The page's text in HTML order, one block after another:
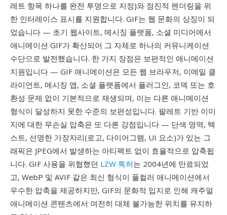
레트 항목 하나를 완전 투명으로 지정)와 점진적 렌더링을 위
한 인터레이스 표시를 지원합니다. GIF는 웹 문화의 상징이 되
었습니다 — 초기 웹사이트, 메시징 플랫폼, 소셜 미디어에서
애니메이션 GIF가 확산되어 그 자체로 하나의 커뮤니케이션
수단으로 발전했습니다. 한 가지 장점은 보편적인 애니메이션
지원입니다 — GIF 애니메이션은 모든 웹 브라우저, 이메일 클
라이언트, 메시징 앱, 소셜 플랫폼에서 플러그인, 코덱 또는 호
환성 문제 없이 기본적으로 재생되며, 이는 다른 애니메이션
형식이 달성하지 못한 수준의 보편성입니다. 팔레트 기반 이미
지에 대한 무손실 압축은 또 다른 강점입니다 — 단색 영역, 텍
스트, 선명한 가장자리(로고, 다이어그램, UI 요소)가 있는 그
래픽은 JPEG에서 발생하는 아티팩트 없이 효율적으로 압축됩
니다. GIF 사용을 위협했던 LZW 특허는 2004년에 만료되었
고, WebP 및 AVIF 같은 최신 형식이 풀컬러 애니메이션에서
우수한 압축을 제공하지만, GIF의 문화적 입지로 인해 캐주얼
애니메이션 콘텐츠에서 여전히 대체 불가능한 위치를 유지하